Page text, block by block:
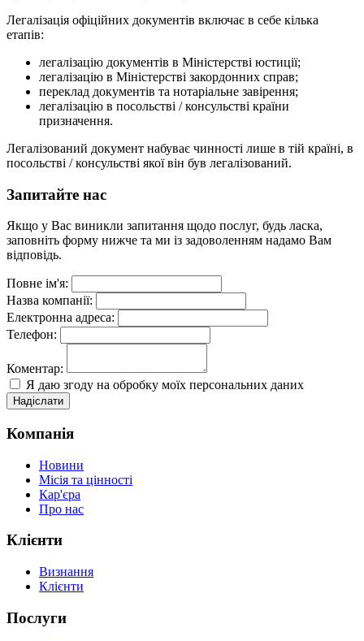
Легалізація офіційних документів включає в себе кілька
етапів:
легалізацію документів в Міністерстві юстиції;
легалізацію в Міністерстві закордонних справ;
переклад документів та нотаріальне завірення;
легалізацію в посольстві / консульстві країни
призначення.
Легалізований документ набуває чинності лише в тій країні, в
посольстві / консульстві якої він був легалізований.
Запитайте нас
Якщо у Вас виникли запитання щодо послуг, будь ласка,
заповніть форму нижче та ми із задоволенням надамо Вам
відповідь.
Повне ім'я:
Назва компанії:
Електронна адреса:
Телефон:
Коментар:
Я даю згоду на обробку моїх персональних даних
Надіслати
Компанія
Новини
Місія та цінності
Кар'єра
Про нас
Клієнти
Визнання
Клієнти
Послуги